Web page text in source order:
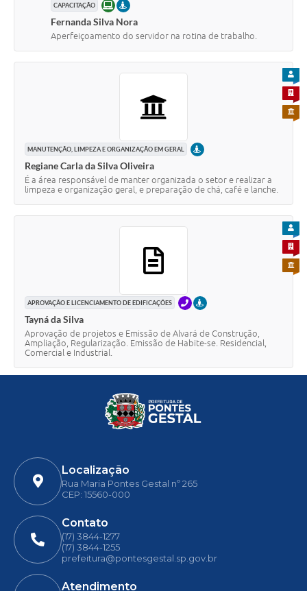
CAPACITAÇÃO ONLINEPRESENCIAL
Fernanda Silva Nora
Aperfeiçoamento do servidor na rotina de trabalho.
MANUTENÇÃO, LIMPEZA E ORGANIZAÇÃO EM GERAL PRESENCIAL
Regiane Carla da Silva Oliveira
É a área responsável de manter organizada o setor e realizar a
limpeza e organização geral, e preparação de chá, café e lanche.
PARA
PARA
APROVAÇÃO E LICENCIAMENTO DE EDIFICAÇÕES TELEFONEPRESENCIAL
Tayná da Silva
Aprovação de projetos e Emissão de Alvará de Construção,
Ampliação, Regularização. Emissão de Habite-se. Residencial,
Comercial e Industrial.
PARA
PARA
Localização
Rua Maria Pontes Gestal nº 265
CEP: 15560-000
Contato
(17) 3844-1277
(17) 3844-1255
prefeitura@pontesgestal.sp.gov.br
Atendimento